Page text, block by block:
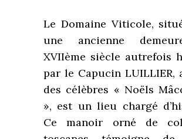
Le Domaine Viticole,
une ancienne
XVIIème siècle autrefois
par le Capucin LUILLIER,
des célèbres « Noëls
», est un lieu chargé
Ce manoir orné de